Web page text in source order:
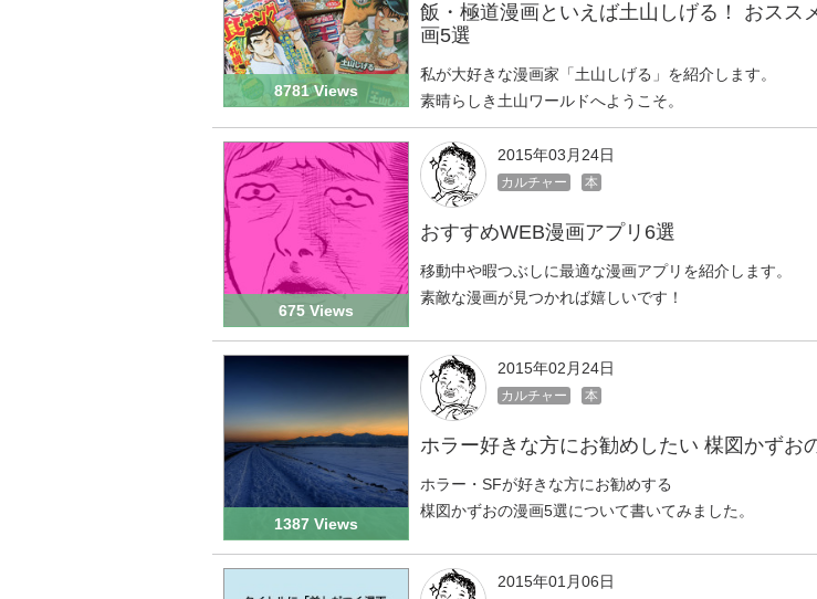
8781 Views
飯・極道漫画といえば土山しげる！ おスス
画5選
私が大好きな漫画家「土山しげる」を紹介します。
素晴らしき土山ワールドへようこそ。
675 Views
2015年03月24日
カルチャー 本
おすすめWEB漫画アプリ6選
移動中や暇つぶしに最適な漫画アプリを紹介します。
素敵な漫画が見つかれば嬉しいです！
1387 Views
2015年02月24日
カルチャー 本
ホラー好きな方にお勧めしたい 楳図かずお
ホラー・SFが好きな方にお勧めする
楳図かずおの漫画5選について書いてみました。
2015年01月06日